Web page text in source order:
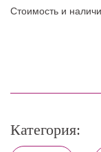
Стоимость и
Категория: